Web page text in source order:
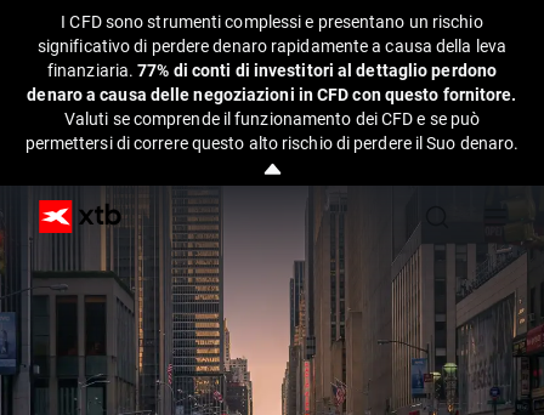
I CFD sono strumenti complessi e presentano un rischio
significativo di perdere denaro rapidamente a causa della leva
finanziaria.77% di conti di investitori al dettaglio perdono
denaro a causa delle negoziazioni in CFD con questo fornitore.
Valuti se comprende il funzionamento dei CFD e se può
permettersi di correre questo alto rischio di perdere il Suo denaro.